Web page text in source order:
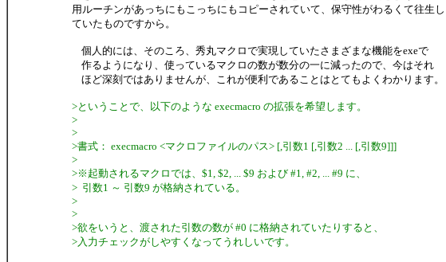
用ルーチンがあっちにもこっちにもコピーされていて、保守性がわるくて往生し
ていたものですから。
個人的には、そのころ、秀丸マクロで実現していたさまざまな機能をexeで
作るようになり、使っているマクロの数が数分の一に減ったので、今はそれ
ほど深刻ではありませんが、これが便利であることはとてもよくわかります。
>ということで、以下のような execmacro の拡張を希望します。
>
>
>書式： execmacro <マクロファイルのパス> [,引数1 [,引数2 ... [,引数9]]]
>
>※起動されるマクロでは、$1, $2, ... $9 および #1, #2, ... #9 に、
> 引数1 ～ 引数9 が格納されている。
>
>
>欲をいうと、渡された引数の数が #0 に格納されていたりすると、
>入力チェックがしやすくなってうれしいです。